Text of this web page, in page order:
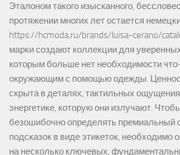
Эталоном такого изысканного,
протяжении многих лет остается
https://hcmoda.ru/brands/luisa-cerano/
марки создают коллекции для
которым больше нет необходимости
окружающим с помощью одежды.
скрыта в деталях, тактильных
энергетике, которую они излучают.
безошибочно определять премиальный
подсказок в виде этикеток, необходимо
на несколько ключевых,